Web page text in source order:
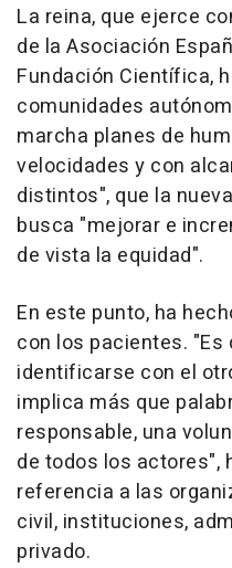
La reina, que ejerce
de la Asociación
Fundación Científica,
comunidades
marcha planes de
velocidades y con
distintos", que la
busca "mejorar e
de vista la equidad".
En este punto, ha
con los pacientes.
identificarse con el
implica más que
responsable, una
de todos los actores",
referencia a las
civil, instituciones,
privado.